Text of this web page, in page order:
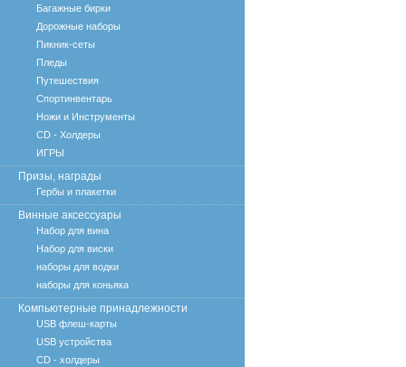
Багажные бирки
Дорожные наборы
Пикник-сеты
Пледы
Путешествия
Спортинвентарь
Ножи и Инструменты
CD - Холдеры
ИГРЫ
Призы, награды
Гербы и плакетки
Винные аксессуары
Набор для вина
Набор для виски
наборы для водки
наборы для коньяка
Компьютерные принадлежности
USB флеш-карты
USB устройства
CD - холдеры